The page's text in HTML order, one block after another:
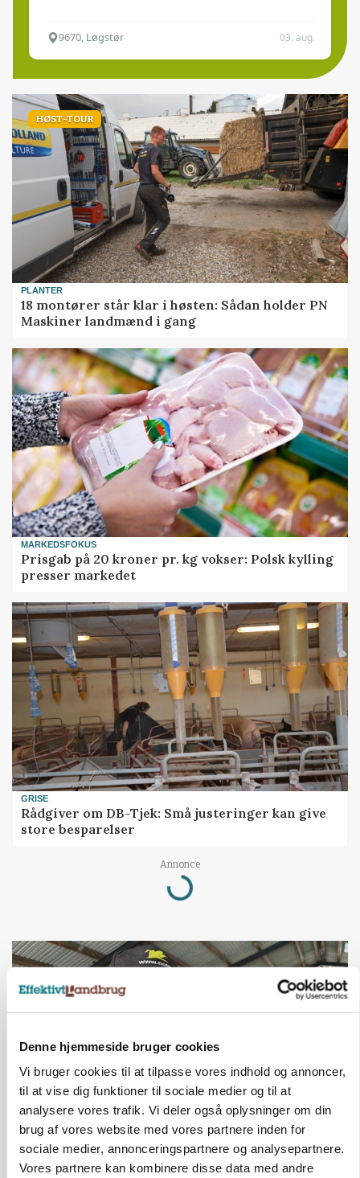
Denne hjemmeside bruger cookies
Vi bruger cookies til at tilpasse vores indhold og annoncer,
til at vise dig funktioner til sociale medier og til at
analysere vores trafik. Vi deler også oplysninger om din
brug af vores website med vores partnere inden for
sociale medier, annonceringspartnere og analysepartnere.
Vores partnere kan kombinere disse data med andre
9670, Løgstør 03. aug.
HØST-TOUR
PLANTER
18 montører står klar i høsten: Sådan holder PN
Maskiner landmænd i gang
MARKEDSFOKUS
Prisgab på 20 kroner pr. kg vokser: Polsk kylling
presser markedet
GRISE
Rådgiver om DB-Tjek: Små justeringer kan give
store besparelser
Annonce
Loading...
POLITIK
»Nu stopper I«: Landbrugsdebattør og
protestgruppe vil demonstrere mod ny